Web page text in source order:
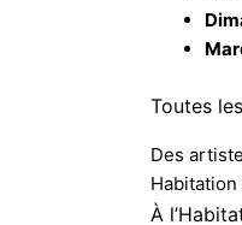
Toutes
Des
Habitation
À